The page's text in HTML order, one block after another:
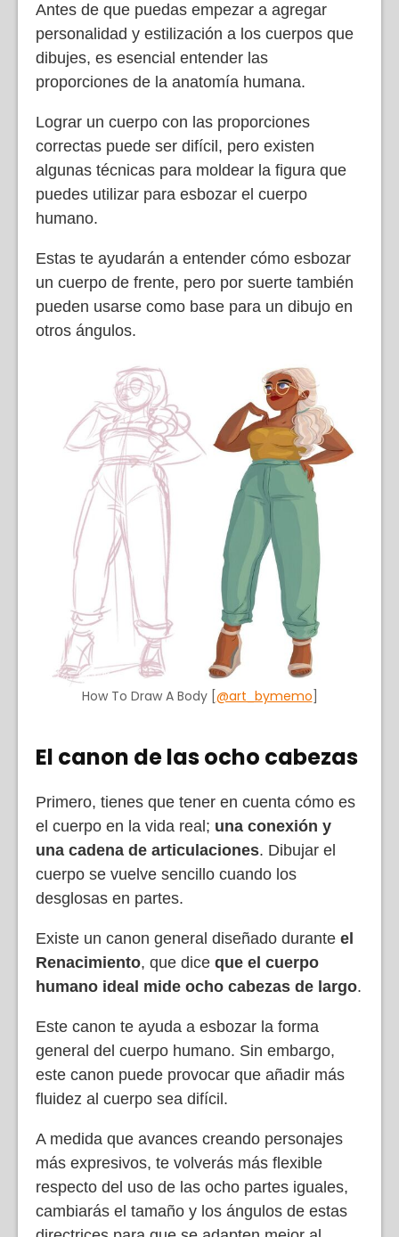
Antes de que puedas empezar a agregar
personalidad y estilización a los cuerpos que
dibujes, es esencial entender las
proporciones de la anatomía humana.
Lograr un cuerpo con las proporciones
correctas puede ser difícil, pero existen
algunas técnicas para moldear la figura que
puedes utilizar para esbozar el cuerpo
humano.
Estas te ayudarán a entender cómo esbozar
un cuerpo de frente, pero por suerte también
pueden usarse como base para un dibujo en
otros ángulos.
How To Draw A Body [@art_bymemo
El canon de las ocho cabezas
Primero, tienes que tener en cuenta cómo es
el cuerpo en la vida real; una conexión y
una cadena de articulaciones. Dibujar el
cuerpo se vuelve sencillo cuando los
desglosas en partes.
Existe un canon general diseñado durante el
Renacimiento, que dice que el cuerpo
humano ideal mide ocho cabezas de largo.
Este canon te ayuda a esbozar la forma
general del cuerpo humano. Sin embargo,
este canon puede provocar que añadir más
fluidez al cuerpo sea difícil.
A medida que avances creando personajes
más expresivos, te volverás más flexible
respecto del uso de las ocho partes iguales,
cambiarás el tamaño y los ángulos de estas